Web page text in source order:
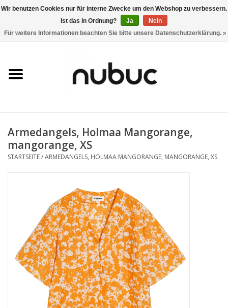
0 Artikel - CHF 0,00
Damen
Accessoires
Armedangels, Holmaa Mangorange,
mangorange, XS
STARTSEITE/ARMEDANGELS, HOLMAA MANGORANGE, MANGORANGE, XS
Wir benutzen Cookies nur für interne Zwecke um den Webshop zu verbessern.
Ist das in Ordnung?
Ja
Nein
Für weitere Informationen beachten Sie bitte unsere Datenschutzerklärung. »